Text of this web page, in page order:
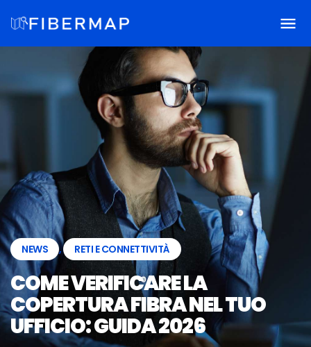
NEWS , RETI E CONNETTIVITÀ
COME VERIFICARE LA
COPERTURA FIBRA NEL TUO
UFFICIO: GUIDA 2026